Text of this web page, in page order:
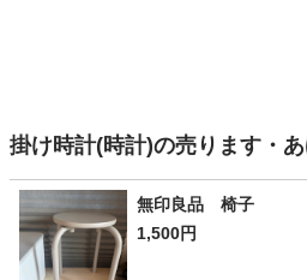
掛け時計(時計)の売ります・
無印良品 椅子
1,500円